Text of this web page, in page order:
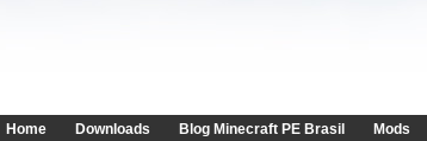
Home Downloads Blog Minecraft PE Brasil Mods